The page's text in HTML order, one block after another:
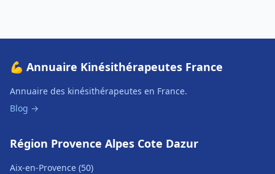
💪 Annuaire Kinésithérapeutes France
Annuaire des kinésithérapeutes en France.
Blog →
Région Provence Alpes Cote Dazur
Aix-en-Provence (50)